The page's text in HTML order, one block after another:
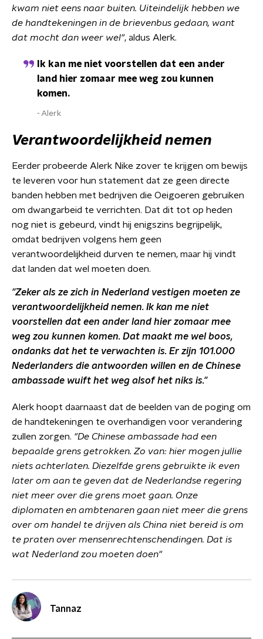
kwam niet eens naar buiten. Uiteindelijk hebben we
de handtekeningen in de brievenbus gedaan, want
dat mocht dan weer wel", aldus Alerk.
Ik kan me niet voorstellen dat een ander
land hier zomaar mee weg zou kunnen
komen.
Alerk
Verantwoordelijkheid nemen
Eerder probeerde Alerk Nike zover te krijgen om bewijs
te leveren voor hun statement dat ze geen directe
banden hebben met bedrijven die Oeigoeren gebruiken
om dwangarbeid te verrichten. Dat dit tot op heden
nog niet is gebeurd, vindt hij enigszins begrijpelijk,
omdat bedrijven volgens hem geen
verantwoordelijkheid durven te nemen, maar hij vindt
dat landen dat wel moeten doen.
"Zeker als ze zich in Nederland vestigen moeten ze
verantwoordelijkheid nemen. Ik kan me niet
voorstellen dat een ander land hier zomaar mee
weg zou kunnen komen. Dat maakt me wel boos,
ondanks dat het te verwachten is. Er zijn 101.000
Nederlanders die antwoorden willen en de Chinese
ambassade wuift het weg alsof het niks is."
Alerk hoopt daarnaast dat de beelden van de poging om
de handtekeningen te overhandigen voor verandering
zullen zorgen. "De Chinese ambassade had een
bepaalde grens getrokken. Zo van: hier mogen jullie
niets achterlaten. Diezelfde grens gebruikte ik even
later om aan te geven dat de Nederlandse regering
niet meer over die grens moet gaan. Onze
diplomaten en ambtenaren gaan niet meer die grens
over om handel te drijven als China niet bereid is om
te praten over mensenrechtenschendingen. Dat is
wat Nederland zou moeten doen"
Tannaz